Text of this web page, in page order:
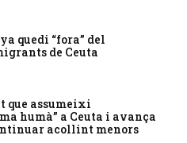
quedi “fora” del
de Ceuta
que assumeixi
humà” a Ceuta i avança
acollint menors